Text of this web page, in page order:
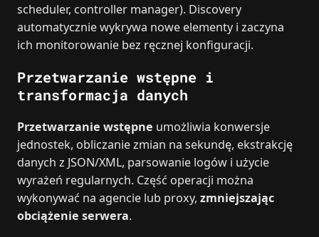
scheduler, controller manager). Discovery
automatycznie wykrywa nowe elementy i zaczyna
ich monitorowanie bez ręcznej konfiguracji.
Przetwarzanie wstępne i
transformacja danych
Przetwarzanie wstępne umożliwia konwersje
jednostek, obliczanie zmian na sekundę, ekstrakcję
danych z JSON/XML, parsowanie logów i użycie
wyrażeń regularnych. Część operacji można
wykonywać na agencie lub proxy, zmniejszając
obciążenie serwera.